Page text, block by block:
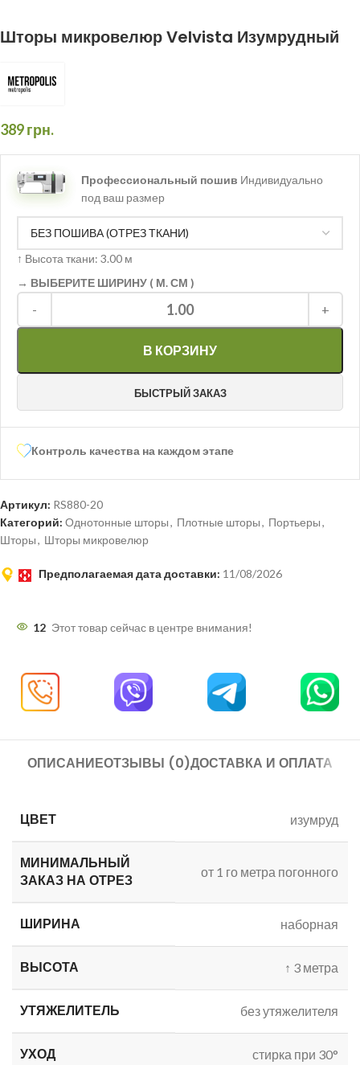
Шторы микровелюр Velvista Изумрудный
389грн.
Профессиональный пошив Индивидуально
под ваш размер
↑ Высота ткани: 3.00 м
→ ВЫБЕРИТЕ ШИРИНУ ( М. СМ )
- +
1.00
В КОРЗИНУ
БЫСТРЫЙ ЗАКАЗ
Контроль качества на каждом этапе
Артикул: RS880-20
Категорий: Однотонные шторы, Плотные шторы, Портьеры,
Шторы, Шторы микровелюр
Предполагаемая дата доставки: 11/08/2026
12 Этот товар сейчас в центре внимания!
ОПИСАНИЕОТЗЫВЫ (0)ДОСТАВКА И ОПЛАТА
ЦВЕТ изумруд
МИНИМАЛЬНЫЙ
ЗАКАЗ НА ОТРЕЗ от 1 го метра погонного
ШИРИНА наборная
ВЫСОТА ↑ 3 метра
УТЯЖЕЛИТЕЛЬ без утяжелителя
УХОД стирка при 30°